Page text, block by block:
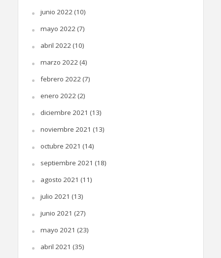
junio 2022(10)
mayo 2022(7)
abril 2022(10)
marzo 2022(4)
febrero 2022(7)
enero 2022(2)
diciembre 2021 (13)
noviembre 2021 (13)
octubre 2021 (14)
septiembre 2021 (18)
agosto 2021 (11)
julio 2021 (13)
junio 2021 (27)
mayo 2021 (23)
abril 2021 (35)